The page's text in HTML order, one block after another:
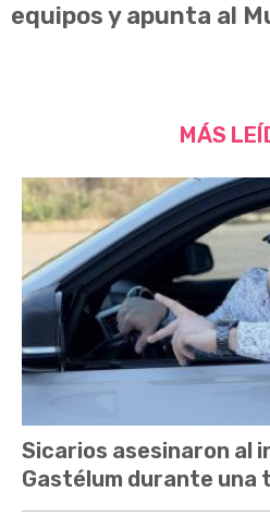
equipos y apunta al
MÁS
Sicarios asesinaron al
Gastélum durante una